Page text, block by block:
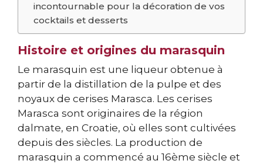
incontournable pour la décoration de vos
cocktails et desserts
Histoire et origines du marasquin
Le marasquin est une liqueur obtenue à
partir de la distillation de la pulpe et des
noyaux de cerises Marasca. Les cerises
Marasca sont originaires de la région
dalmate, en Croatie, où elles sont cultivées
depuis des siècles. La production de
marasquin a commencé au 16ème siècle et